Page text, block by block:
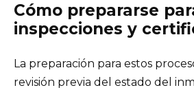
Cómo prepararse
inspecciones y
La preparación para estos
revisión previa del estado del